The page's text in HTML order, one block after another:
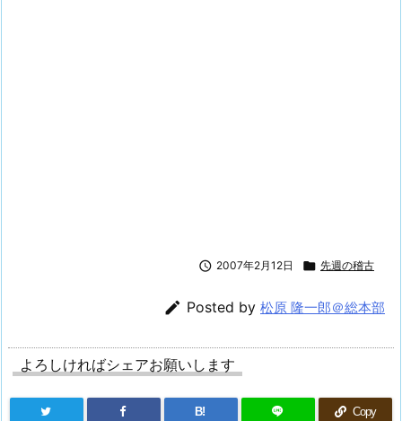
 2007年2月12日  先週の稽古
 Posted by 松原 隆一郎＠総本部
よろしければシェアお願いします
B! Copy